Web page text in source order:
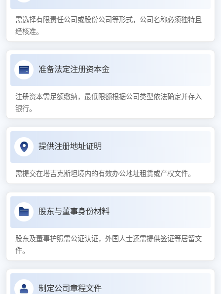
需选择有限责任公司或股份公司等形式，公司名称必须独特且
经核准。
准备法定注册资本金
注册资本需足额缴纳，最低限额根据公司类型依法确定并存入
银行。
提供注册地址证明
需提交在塔吉克斯坦境内的有效办公地址租赁或产权文件。
股东与董事身份材料
股东及董事护照需公证认证，外国人士还需提供签证等居留文
件。
制定公司章程文件